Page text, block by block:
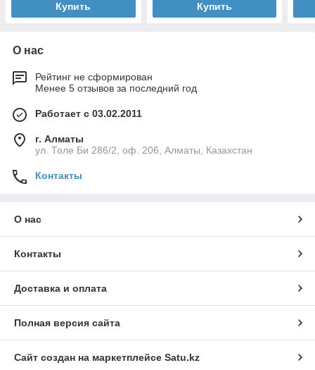
Купить Купить
О нас
Рейтинг не сформирован
Менее 5 отзывов за последний год
Работает с 03.02.2011
г. Алматы
ул. Толе Би 286/2, оф. 206, Алматы, Казахстан
Контакты
О нас
Контакты
Доставка и оплата
Полная версия сайта
Сайт создан на маркетплейсе Satu.kz